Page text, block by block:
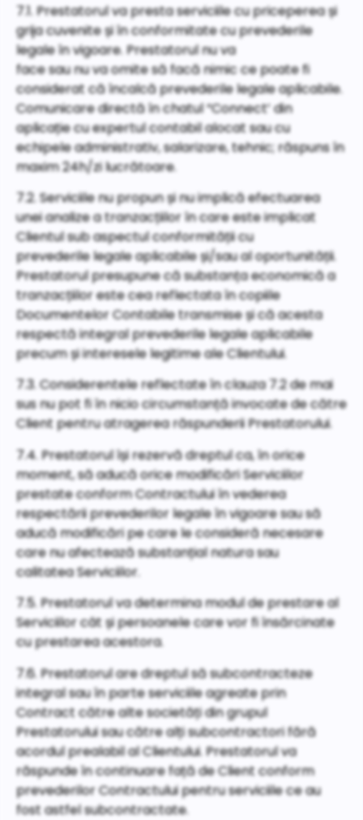
7.1. Prestatorul va presta serviciile cu priceperea și
grija cuvenite și în conformitate cu prevederile
legale în vigoare. Prestatorul nu va
face sau nu va omite să facă nimic ce poate fi
considerat că încalcă prevederile legale aplicabile.
Comunicare directă în chatul “Connect’ din
aplicație cu expertul contabil alocat sau cu
echipele administrativ, salarizare, tehnic; răspuns în
maxim 24h/zi lucrătoare.
7.2. Serviciile nu propun și nu implică efectuarea
unei analize a tranzacțiilor în care este implicat
Clientul sub aspectul conformității cu
prevederile legale aplicabile și/sau al oportunității.
Prestatorul presupune că substanța economică a
tranzacțiilor este cea reflectata în copiile
Documentelor Contabile transmise și că acesta
respectă integral prevederile legale aplicabile
precum și interesele legitime ale Clientului.
7.3. Considerentele reflectate în clauza 7.2 de mai
sus nu pot fi în nicio circumstanță invocate de către
Client pentru atragerea răspunderii Prestatorului.
7.4. Prestatorul își rezervă dreptul ca, în orice
moment, să aducă orice modificări Serviciilor
prestate conform Contractului în vederea
respectării prevederilor legale în vigoare sau să
aducă modificări pe care le consideră necesare
care nu afectează substanțial natura sau
calitatea Serviciilor.
7.5. Prestatorul va determina modul de prestare al
Serviciilor cât și persoanele care vor fi însărcinate
cu prestarea acestora.
7.6. Prestatorul are dreptul să subcontracteze
integral sau în parte serviciile agreate prin
Contract către alte societăți din grupul
Prestatorului sau către alți subcontractori fără
acordul prealabil al Clientului. Prestatorul va
răspunde în continuare față de Client conform
prevederilor Contractului pentru serviciile ce au
fost astfel subcontractate.